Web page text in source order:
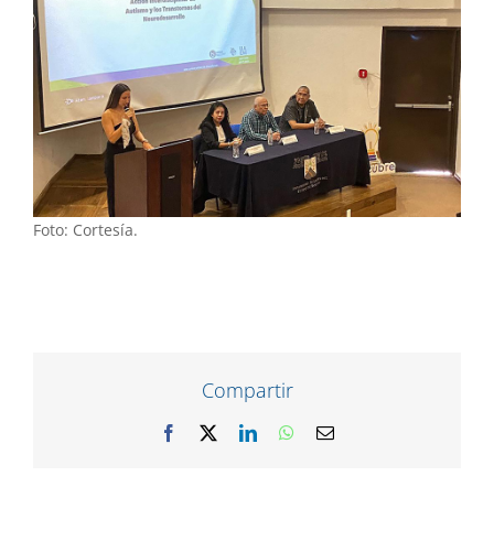
Foto: Cortesía.
Compartir
Facebook LinkedInWhatsApp
Correo